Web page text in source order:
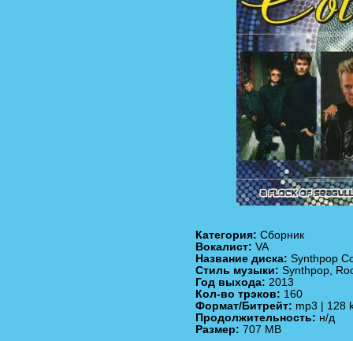
Категория: Сборник
Вокалист: VA
Название диска: Synthpop
Стиль музыки: Synthpop,
Год выхода: 2013
Кол-во трэков: 160
Формат/Битрейт: mp3 | 128
Продолжительность: н/д
Размер: 707 MB